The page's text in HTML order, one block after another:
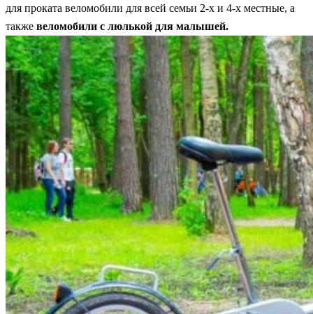
для проката веломобили для всей семьи 2-х и 4-х местные, а
также веломобили с люлькой для малышей.